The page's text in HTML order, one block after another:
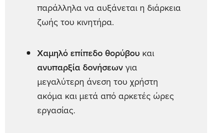
παράλληλα να αυξάνεται η διάρκεια
ζωής του κινητήρα.
Χαμηλό επίπεδο θορύβου και
ανυπαρξία δονήσεων για
μεγαλύτερη άνεση του χρήστη
ακόμα και μετά από αρκετές ώρες
εργασίας.